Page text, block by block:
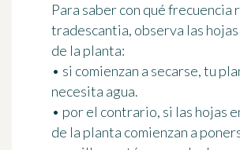
Para saber con qué frecuencia
tradescantia, observa las
de la planta:
• si comienzan a secarse, tu
necesita agua.
• por el contrario, si las hojas
de la planta comienzan a